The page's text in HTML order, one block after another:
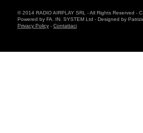
© 2014 RADIO AIRPLAY SRL - All Rights Reserved -
Powered by FA. IN. SYSTEM Ltd - Designed by
Privacy Policy - Contattaci